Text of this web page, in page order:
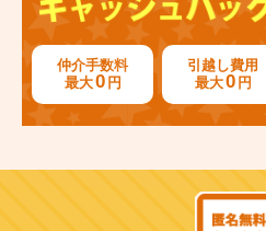
仲介手数料
最大0 円
引越し費用
最大0 円